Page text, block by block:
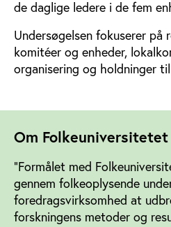
de daglige ledere i de fem
Undersøgelsen fokuserer på
komitéer og enheder,
organisering og holdninger
Om Folkeuniversitetet
”Formålet med
gennem folkeoplysende
foredragsvirksomhed at
forskningens metoder og